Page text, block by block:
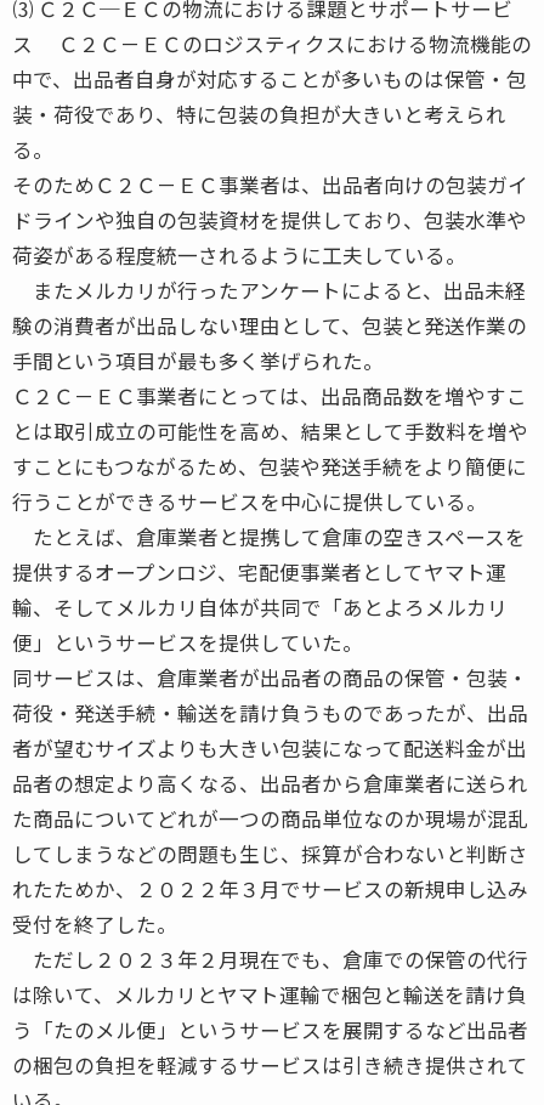
⑶ Ｃ２Ｃ─ＥＣの物流における課題とサポートサービ
ス Ｃ２Ｃ－ＥＣのロジスティクスにおける物流機能の
中で、出品者自身が対応することが多いものは保管・包
装・荷役であり、特に包装の負担が大きいと考えられ
る。
そのためＣ２Ｃ－ＥＣ事業者は、出品者向けの包装ガイ
ドラインや独自の包装資材を提供しており、包装水準や
荷姿がある程度統一されるように工夫している。
またメルカリが行ったアンケートによると、出品未経
験の消費者が出品しない理由として、包装と発送作業の
手間という項目が最も多く挙げられた。
Ｃ２Ｃ－ＥＣ事業者にとっては、出品商品数を増やすこ
とは取引成立の可能性を高め、結果として手数料を増や
すことにもつながるため、包装や発送手続をより簡便に
行うことができるサービスを中心に提供している。
たとえば、倉庫業者と提携して倉庫の空きスペースを
提供するオープンロジ、宅配便事業者としてヤマト運
輸、そしてメルカリ自体が共同で「あとよろメルカリ
便」というサービスを提供していた。
同サービスは、倉庫業者が出品者の商品の保管・包装・
荷役・発送手続・輸送を請け負うものであったが、出品
者が望むサイズよりも大きい包装になって配送料金が出
品者の想定より高くなる、出品者から倉庫業者に送られ
た商品についてどれが一つの商品単位なのか現場が混乱
してしまうなどの問題も生じ、採算が合わないと判断さ
れたためか、２０２２年３月でサービスの新規申し込み
受付を終了した。
ただし２０２３年２月現在でも、倉庫での保管の代行
は除いて、メルカリとヤマト運輸で梱包と輸送を請け負
う「たのメル便」というサービスを展開するなど出品者
の梱包の負担を軽減するサービスは引き続き提供されて